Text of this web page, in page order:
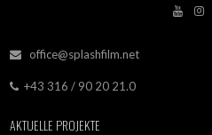
 
 office@splashfilm.net
 +43 316 / 90 20 21.0
AKTUELLE PROJEKTE